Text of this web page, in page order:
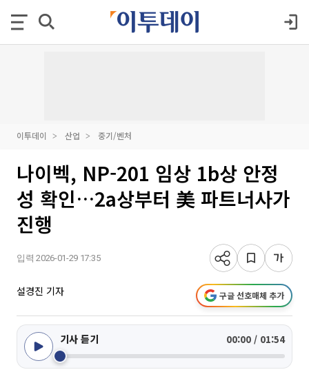
이투데이 산업 중기/벤처
나이벡, NP-201 임상 1b상 안정
성 확인…2a상부터 美 파트너사가
진행
입력 2026-01-29 17:35
설경진 기자 구글 선호매체 추가
기사 듣기 00:00 / 01:54